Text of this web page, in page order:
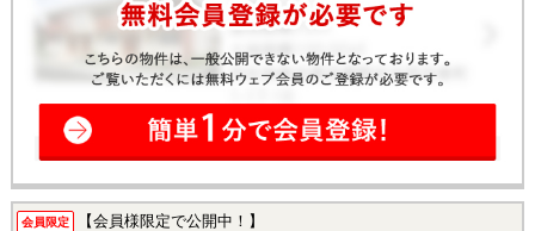
会員限定 【会員様限定で公開中！】